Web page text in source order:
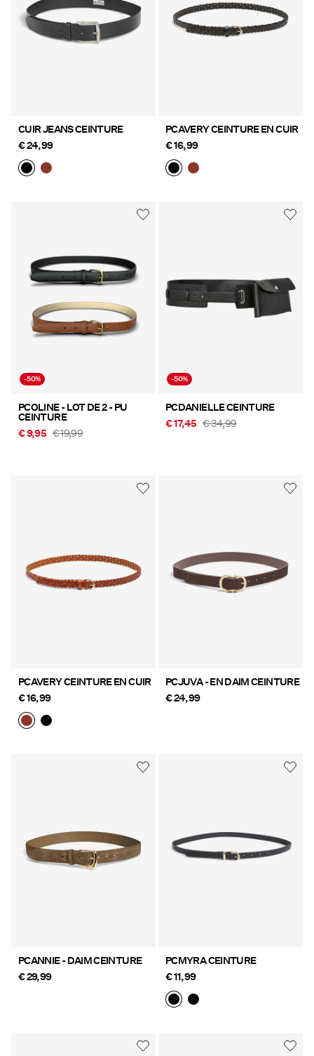
Offres
PIECES® EXTRA
vous
questions
France
français
CUIR JEANS CEINTURE
€ 24,99
PCAVERY CEINTURE EN CUIR
€ 16,99
-50%
PCOLINE - LOT DE 2 - PU
CEINTURE
€ 9,95 € 19,99
-50%
PCDANIELLE CEINTURE
€ 17,45 € 34,99
PCAVERY CEINTURE EN CUIR
€ 16,99
PCJUVA - EN DAIM CEINTURE
€ 24,99
PCANNIE - DAIM CEINTURE
€ 29,99
PCMYRA CEINTURE
€ 11,99